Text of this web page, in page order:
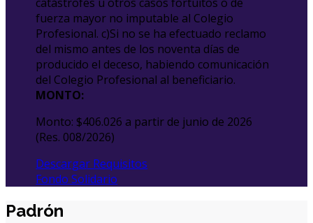
fuerza mayor no imputable al Colegio
Profesional. c)Si no se ha efectuado reclamo
del mismo antes de los noventa días de
producido el deceso, habiendo comunicación
del Colegio Profesional al beneficiario.
MONTO:
Monto: $406.026 a partir de junio de 2026
(Res. 008/2026)
Descargar Requisitos
Fondo Solidario
Padrón